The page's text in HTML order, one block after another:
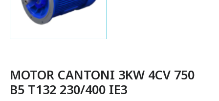
MOTOR CANTONI 3KW 4CV 750
B5 T132 230/400 IE3